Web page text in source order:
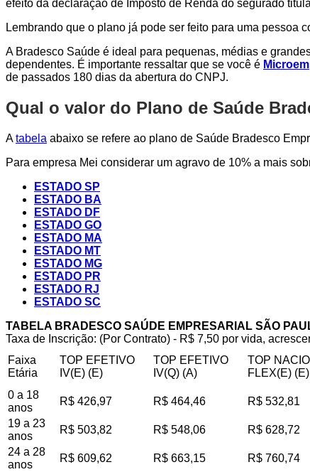
efeito da declaração de Imposto de Renda do segurado
Lembrando que o plano já pode ser feito para uma pessoa
A Bradesco Saúde é ideal para pequenas, médias e
dependentes. É importante ressaltar que se você é
de passados 180 dias da abertura do CNPJ.
Qual o valor do Plano de Saúde
Atabela abaixo se refere ao plano de Saúde Bradesco
Para empresa Mei considerar um agravo de 10% a mais
ESTADO SP
ESTADO BA
ESTADO DF
ESTADO GO
ESTADO MA
ESTADO MT
ESTADO MG
ESTADO PR
ESTADO RJ
ESTADO SC
TABELA BRADESCO SAÚDE EMPRESARIAL SÃO
Taxa de Inscrição: (Por Contrato) - R$ 7,50 por vida,
Faixa
Etária
TOP EFETIVO
IV(E) (E)
TOP EFETIVO
IV(Q) (A)
TOP
FLEX(E) (E)
0 a 18
anos
R$ 426,97 R$ 464,46 R$ 532,81
19 a 23
anos
R$ 503,82 R$ 548,06 R$ 628,72
24 a 28
anos
R$ 609,62 R$ 663,15 R$ 760,74